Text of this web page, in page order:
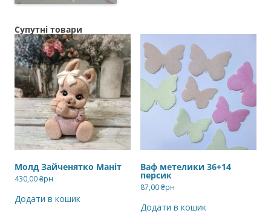
Супутні товари
Молд Зайченятко Маніт
430,00₴рн
Додати в кошик
Ваф метелики 36+14
персик
87,00₴рн
Додати в кошик